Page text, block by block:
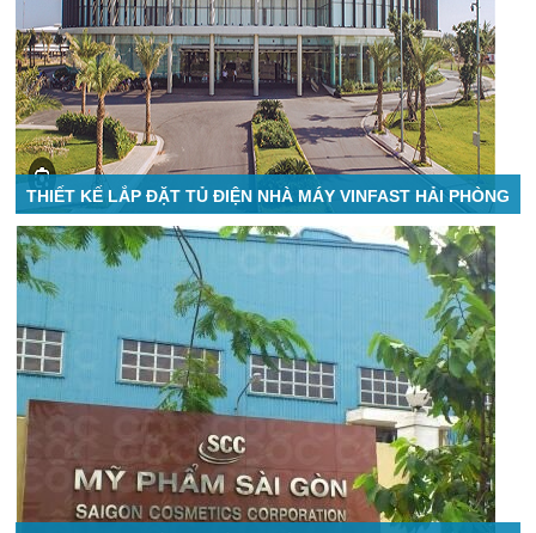
THIẾT KẾ LẮP ĐẶT TỦ ĐIỆN NHÀ MÁY VINFAST HẢI PHÒNG